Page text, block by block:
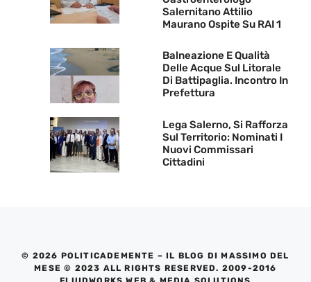
Salernitano Attilio
Maurano Ospite Su RAI 1
Balneazione E Qualità
Delle Acque Sul Litorale
Di Battipaglia. Incontro In
Prefettura
Lega Salerno, Si Rafforza
Sul Territorio: Nominati I
Nuovi Commissari
Cittadini
© 2026 POLITICADEMENTE – IL BLOG DI MASSIMO DEL
MESE © 2023 ALL RIGHTS RESERVED. 2009-2016